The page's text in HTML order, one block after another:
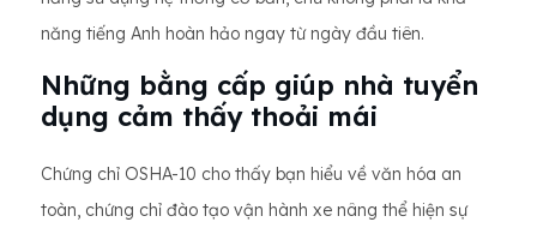
năng tiếng Anh hoàn hảo ngay từ ngày đầu tiên.
Những bằng cấp giúp nhà tuyển
dụng cảm thấy thoải mái
Chứng chỉ OSHA-10 cho thấy bạn hiểu về văn hóa an
toàn, chứng chỉ đào tạo vận hành xe nâng thể hiện sự